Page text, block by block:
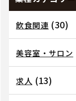
飲食関連 (30)
美容室・サロン
求人 (13)